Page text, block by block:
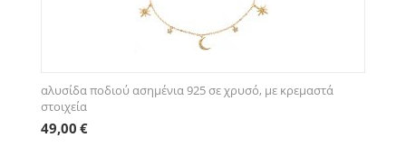
αλυσίδα ποδιού ασημένια 925 σε χρυσό, με κρεμαστά
στοιχεία
49,00 €